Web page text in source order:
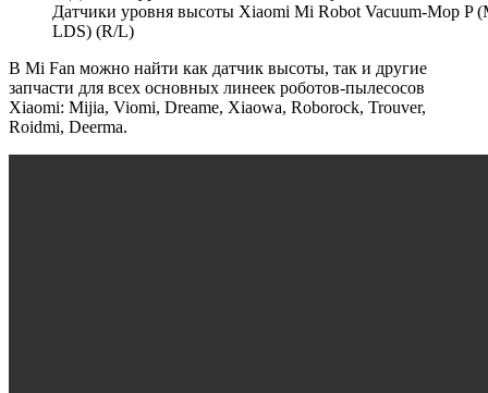
Датчики уровня высоты Xiaomi Mi Robot Vacuum-Mop P
LDS) (R/L)
В Mi Fan можно найти как датчик высоты, так и другие
запчасти для всех основных линеек роботов-пылесосов
Xiaomi: Mijia, Viomi, Dreame, Xiaowa, Roborock, Trouver,
Roidmi, Deerma.